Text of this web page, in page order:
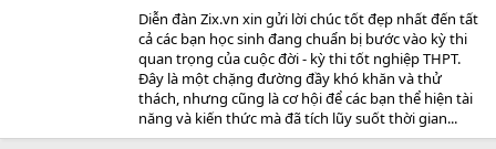
Diễn đàn Zix.vn xin gửi lời chúc tốt đẹp nhất đến tất
cả các bạn học sinh đang chuẩn bị bước vào kỳ thi
quan trọng của cuộc đời - kỳ thi tốt nghiệp THPT.
Đây là một chặng đường đầy khó khăn và thử
thách, nhưng cũng là cơ hội để các bạn thể hiện tài
năng và kiến thức mà đã tích lũy suốt thời gian...